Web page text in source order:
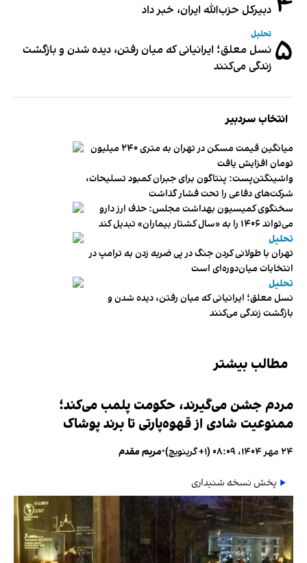
دبیر‌کل حزب‌الله ایران، خبر داد
۵ تحلیل
نسل معلق؛ ایرانیانی که میان رفتن، دیده شدن و بازگشت
زندگی می‌کنند
انتخاب سردبیر
میانگین قیمت مسکن در تهران به متری ۲۴۰ میلیون
تومان افزایش یافت
واشینگتن‌پست: پنتاگون برای جبران کمبود تسلیحات،
شرکت‌های دفاعی را تحت فشار گذاشت
سخنگوی کمیسیون بهداشت مجلس: حذف ارز دارو
می‌تواند ۱۴۰۶ را به «سال کشتار بیماران» تبدیل کند
تحلیل
تهران با طولانی کردن جنگ در پی ضربه زدن به ترامپ در
انتخابات میان‌دوره‌ای است
تحلیل
نسل معلق؛ ایرانیانی که میان رفتن، دیده شدن و
بازگشت زندگی می‌کنند
مطالب بیشتر
مردم جشن می‌گیرند، حکومت پلمب می‌کند؛
ممنوعیت شادی از قهوه‌پارتی تا برند پوشاک
۲۴ مهر ۱۴۰۴، ۰۸:۰۹ (‎+۱ گرینویچ) •مریم مقدم
پخش نسخه شنیداری